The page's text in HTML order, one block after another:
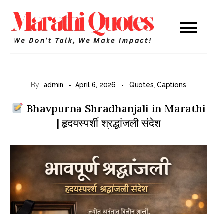
Marathi
WE DON’T TALK,
WE MAKE IMPACT!
By admin April 6, 2026 Quotes Captions
Bhavpurna Shradhanjali in Marathi
| हृदयस्पर्शी श्रद्धांजली संदेश